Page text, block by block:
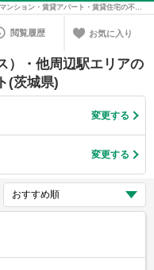
みらい平駅（つくばエクスプレス）・他周辺駅エリアの賃貸マンション・賃貸アパート・賃貸住宅の不動産情報を検索！不動産賃貸の物件探しは、お部屋探しのエイブル
閲覧履歴 お気に入り
）・他周辺駅エリアの
(茨城県)
変更する
変更する